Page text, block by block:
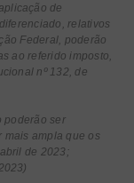
de
relativos
Federal, poderão
ao referido imposto,
nº 132, de
poderão ser
mais ampla que os
abril de 2023;